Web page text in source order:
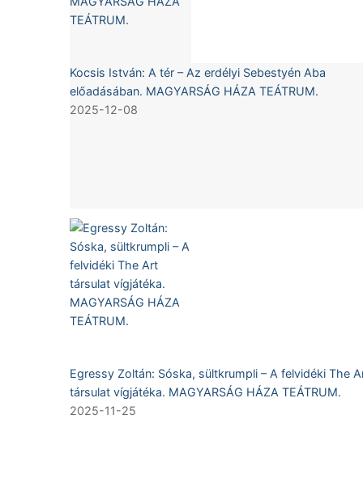
Kocsis István: A tér – Az erdélyi Sebestyén Aba
előadásában. MAGYARSÁG HÁZA TEÁTRUM.
2025-12-08
Egressy Zoltán: Sóska, sültkrumpli – A felvidéki The
társulat vígjátéka. MAGYARSÁG HÁZA TEÁTRUM.
2025-11-25